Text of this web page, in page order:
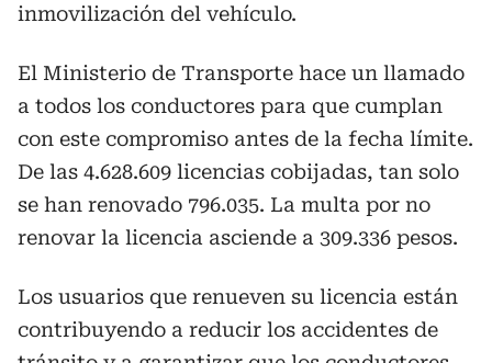
inmovilización del vehículo.
El Ministerio de Transporte hace un llamado
a todos los conductores para que cumplan
con este compromiso antes de la fecha límite.
De las 4.628.609 licencias cobijadas, tan solo
se han renovado 796.035. La multa por no
renovar la licencia asciende a 309.336 pesos.
Los usuarios que renueven su licencia están
contribuyendo a reducir los accidentes de